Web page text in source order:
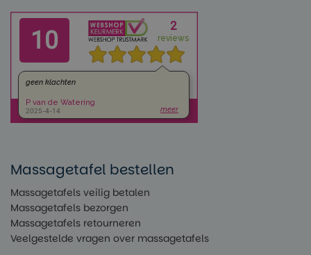
Massagetafel bestellen
Massagetafels veilig betalen
Massagetafels bezorgen
Massagetafels retourneren
Veelgestelde vragen over massagetafels